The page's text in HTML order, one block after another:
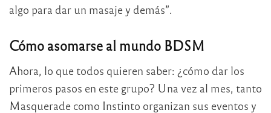
algo para dar un masaje y demás”.
Cómo asomarse al mundo BDSM
Ahora, lo que todos quieren saber: ¿cómo dar los
primeros pasos en este grupo? Una vez al mes, tanto
Masquerade como Instinto organizan sus eventos y